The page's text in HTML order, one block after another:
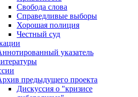
Свобода слова
Справедливые выборы
Хорошая полиция
Честный суд
указатель
предыдущего проекта
Дискуссия о "кризисе